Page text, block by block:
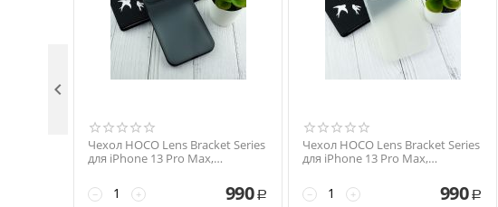
Чехол HOCO Lens Bracket Series
для iPhone 13 Pro Max,
серый
+
− 990 Р
Чехол HOCO Lens Bracket Series
для iPhone 13 Pro Max,
+
− 990 Р
